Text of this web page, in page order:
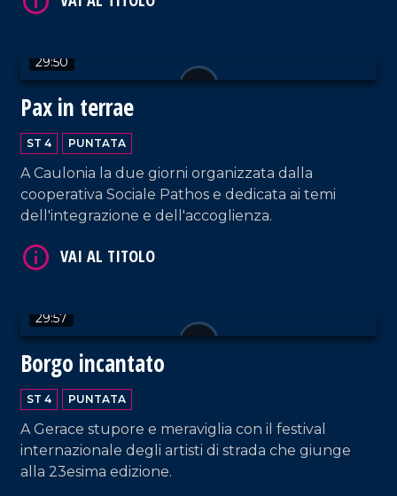
29:50
Pax in terrae
ST 4 PUNTATA
A Caulonia la due giorni organizzata dalla
cooperativa Sociale Pathos e dedicata ai temi
dell'integrazione e dell'accoglienza.
29:57
Borgo incantato
ST 4 PUNTATA
A Gerace stupore e meraviglia con il festival
internazionale degli artisti di strada che giunge
alla 23esima edizione.
VAI AL TITOLO
VAI AL TITOLO
VAI AL TITOLO